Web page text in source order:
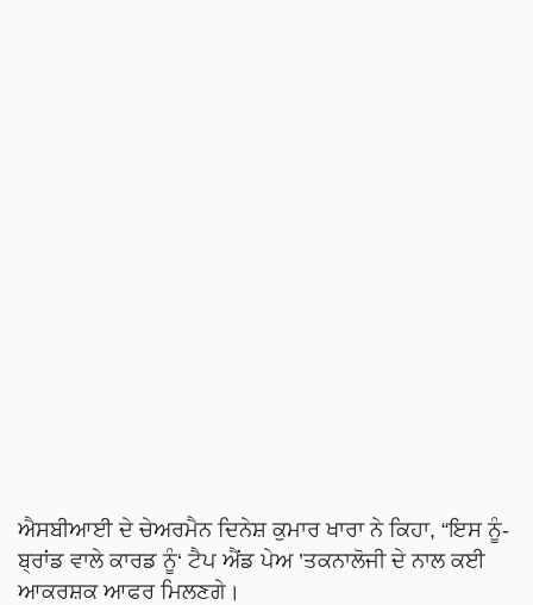
ਐਸਬੀਆਈ ਦੇ ਚੇਅਰਮੈਨ ਦਿਨੇਸ਼ ਕੁਮਾਰ ਖਾਰਾ ਨੇ ਕਿਹਾ, “ਇਸ ਨੂੰ-
ਬ੍ਰਾਂਡ ਵਾਲੇ ਕਾਰਡ ਨੂੰ‘ ਟੈਪ ਐਂਡ ਪੇਅ ’ਤਕਨਾਲੋਜੀ ਦੇ ਨਾਲ ਕਈ
ਆਕਰਸ਼ਕ ਆਫਰ ਮਿਲਣਗੇ।